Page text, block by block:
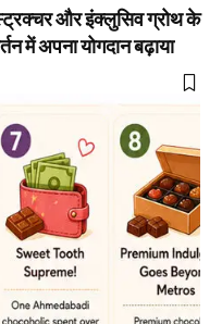
और इंक्लुसिव ग्रोथ के
में अपना योगदान बढ़ाया